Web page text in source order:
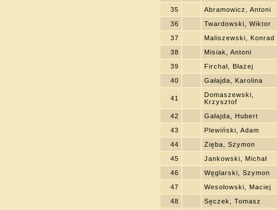
35
Abramowicz, Antoni
36
Twardowski, Wiktor
37
Maliszewski, Konrad
38
Misiak, Antoni
39
Firchał, Błażej
40
Gałajda, Karolina
41
Domaszewski,
Krzysztof
42 Gałajda, Hubert
43
Plewiński, Adam
44
Zięba, Szymon
45
Jankowski, Michał
46
Węglarski, Szymon
47
Wesołowski, Maciej
48
Sęczek, Tomasz